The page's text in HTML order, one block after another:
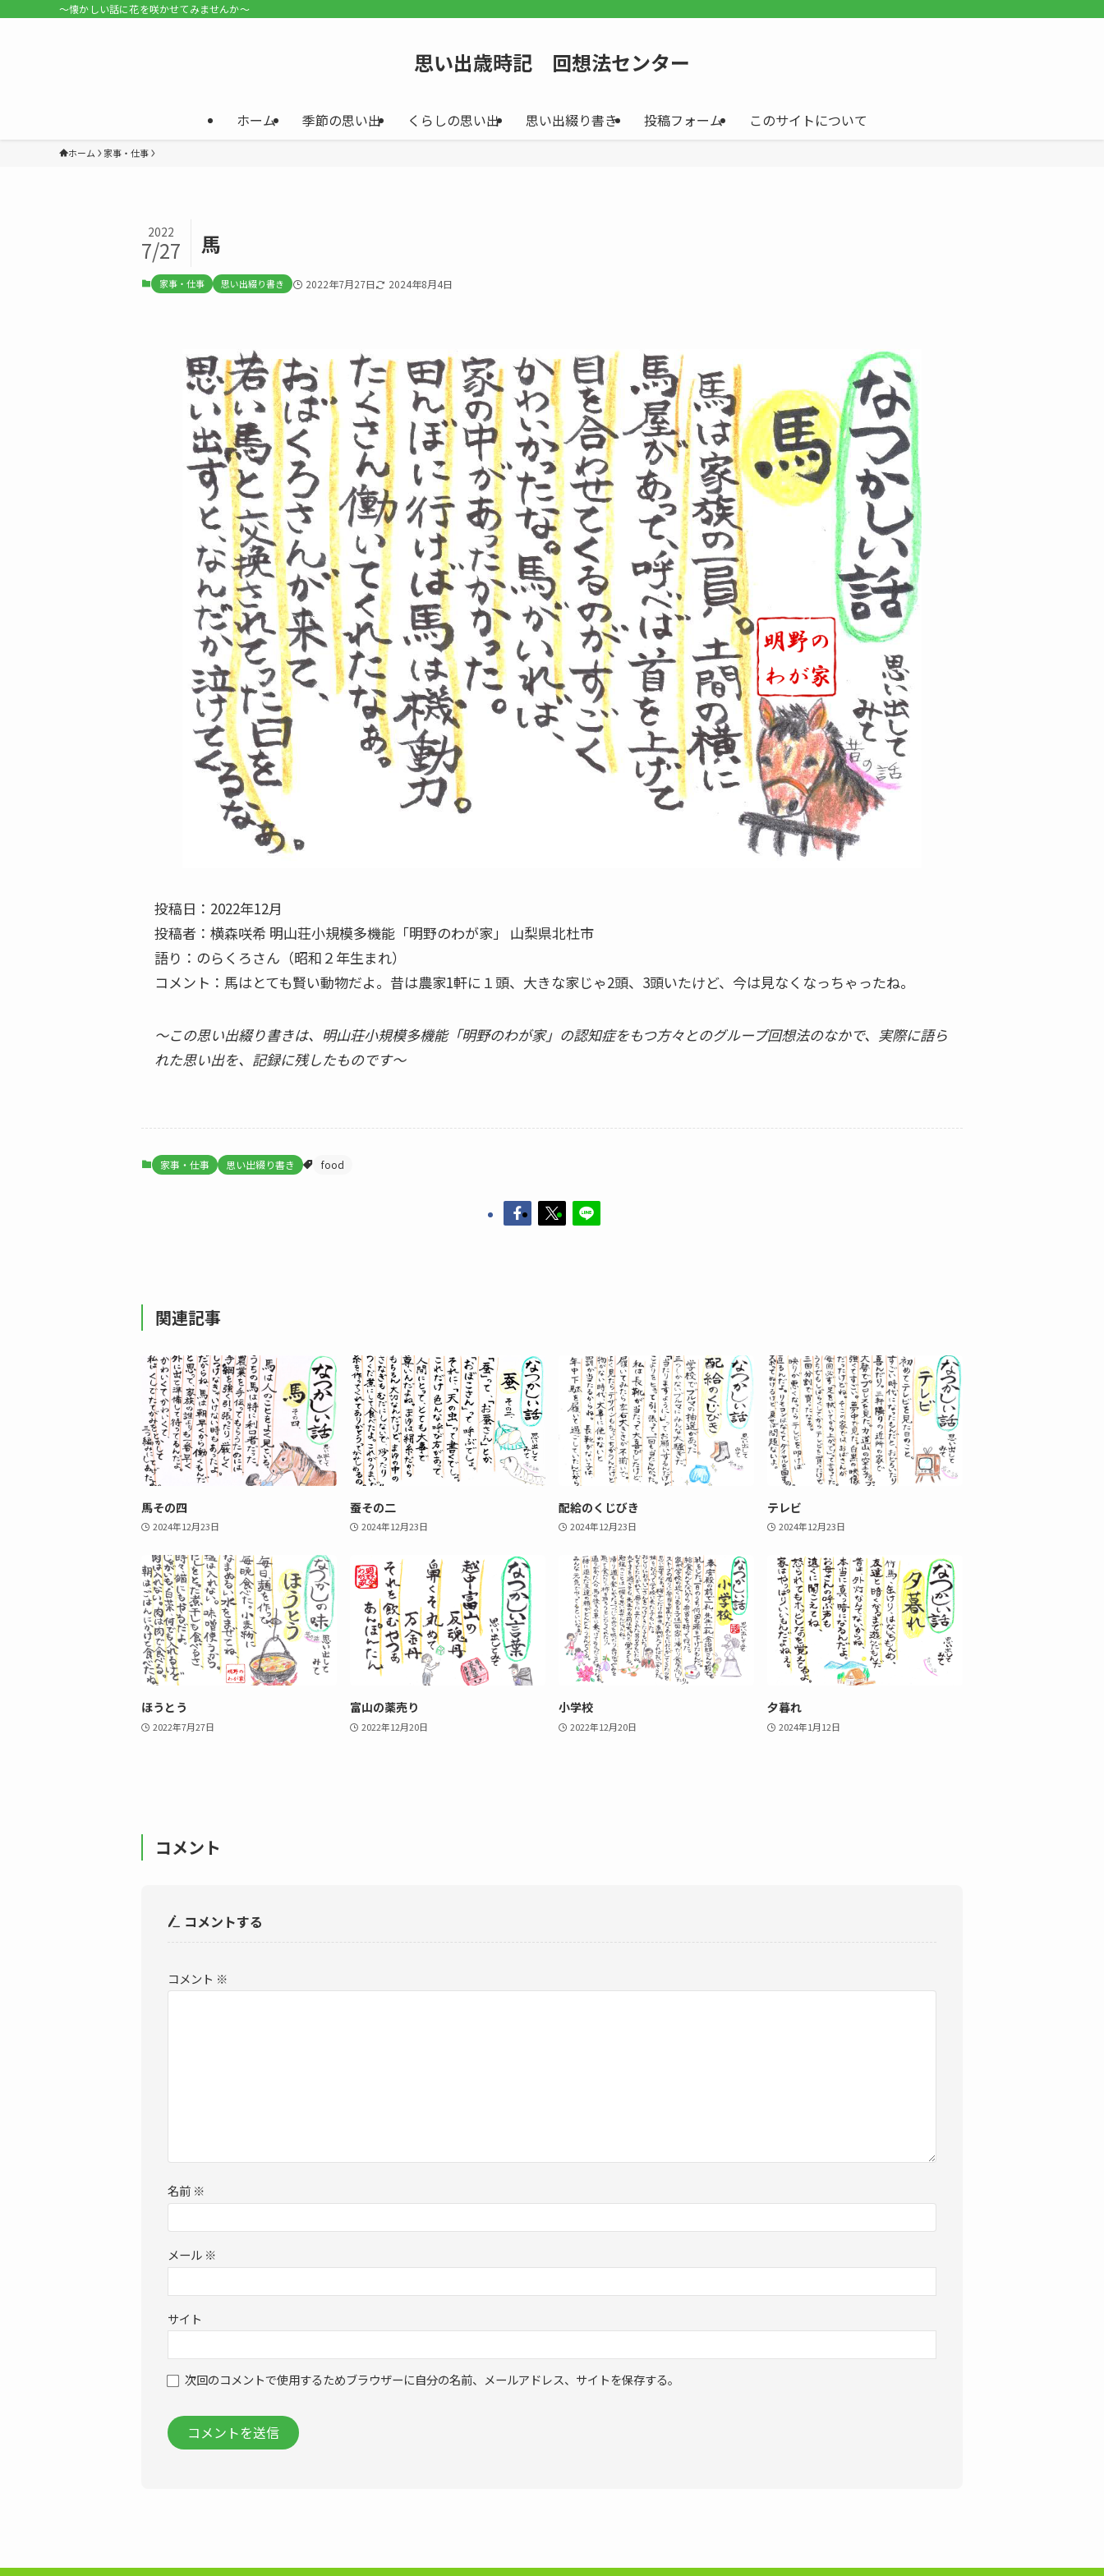
〜懐かしい話に花を咲かせてみませんか〜
思い出歳時記 回想法センター
ホーム 季節の思い出 くらしの思い出 思い出綴り書き 投稿フォーム このサイトについて
ホーム 家事・仕事
馬
2022
7/27
家事・仕事 思い出綴り書き 2022年7月27日 2024年8月4日
投稿日：2022年12月
投稿者：横森咲希 明山荘小規模多機能「明野のわが家」 山梨県北杜市
語り：のらくろさん（昭和２年生まれ）
コメント：馬はとても賢い動物だよ。昔は農家1軒に１頭、大きな家じゃ2頭、3頭いたけど、今は見なくなっちゃったね。
〜この思い出綴り書きは、明山荘小規模多機能「明野のわが家」の認知症をもつ方々とのグループ回想法のなかで、実際に語ら
れた思い出を、記録に残したものです〜
家事・仕事 思い出綴り書き food
関連記事
馬その四
2024年12月23日
蚕その二
2024年12月23日
配給のくじびき
2024年12月23日
テレビ
2024年12月23日
ほうとう
2022年7月27日
富山の薬売り
2022年12月20日
小学校
2022年12月20日
夕暮れ
2024年1月12日
コメント
コメントする
コメント ※
名前 ※
メール ※
サイト
次回のコメントで使用するためブラウザーに自分の名前、メールアドレス、サイトを保存する。